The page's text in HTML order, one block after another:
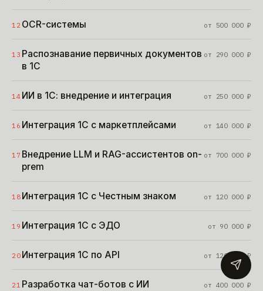
12 OCR-системы от 500 000₽
13 Распознавание первичных документов
в 1С
от 290 000₽
14 ИИ в 1С: внедрение и интеграция от 250 000₽
16 Интеграция 1С с маркетплейсами от 140 000₽
17 Внедрение LLM и RAG-ассистентов on-
prem
от 700 000₽
18 Интеграция 1С с Честным знаком от 120 000₽
19 Интеграция 1С с ЭДО от 90 000₽
20 Интеграция 1С по API от 120 000 ₽
21 Разработка чат-ботов с ИИ от 400 000₽